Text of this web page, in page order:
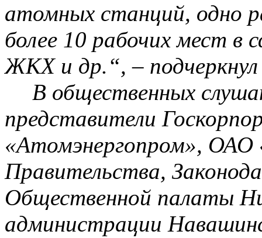
атомных станций, одно
более 10 рабочих мест в
ЖКХ и др.“, – подчеркнул
В общественных
представители
«Атомэнергопром», ОАО
Правительства,
Общественной палаты
администрации